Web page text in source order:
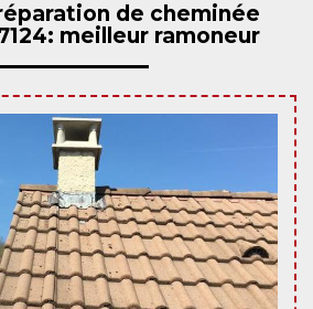
de cheminée
meilleur ramoneur